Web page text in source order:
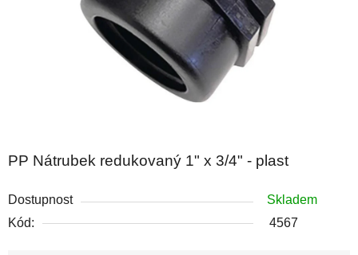
PP Nátrubek redukovaný 1" x 3/4" - plast
Dostupnost
Skladem
Kód:
4567